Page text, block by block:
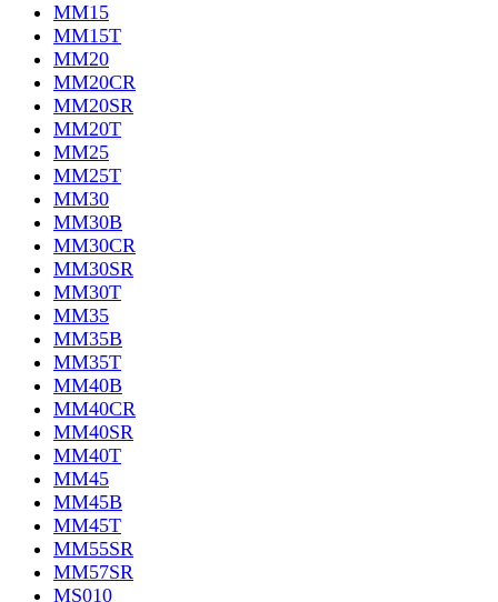
MM15
MM15T
MM20
MM20CR
MM20SR
MM20T
MM25
MM25T
MM30
MM30B
MM30CR
MM30SR
MM30T
MM35
MM35B
MM35T
MM40B
MM40CR
MM40SR
MM40T
MM45
MM45B
MM45T
MM55SR
MM57SR
MS010